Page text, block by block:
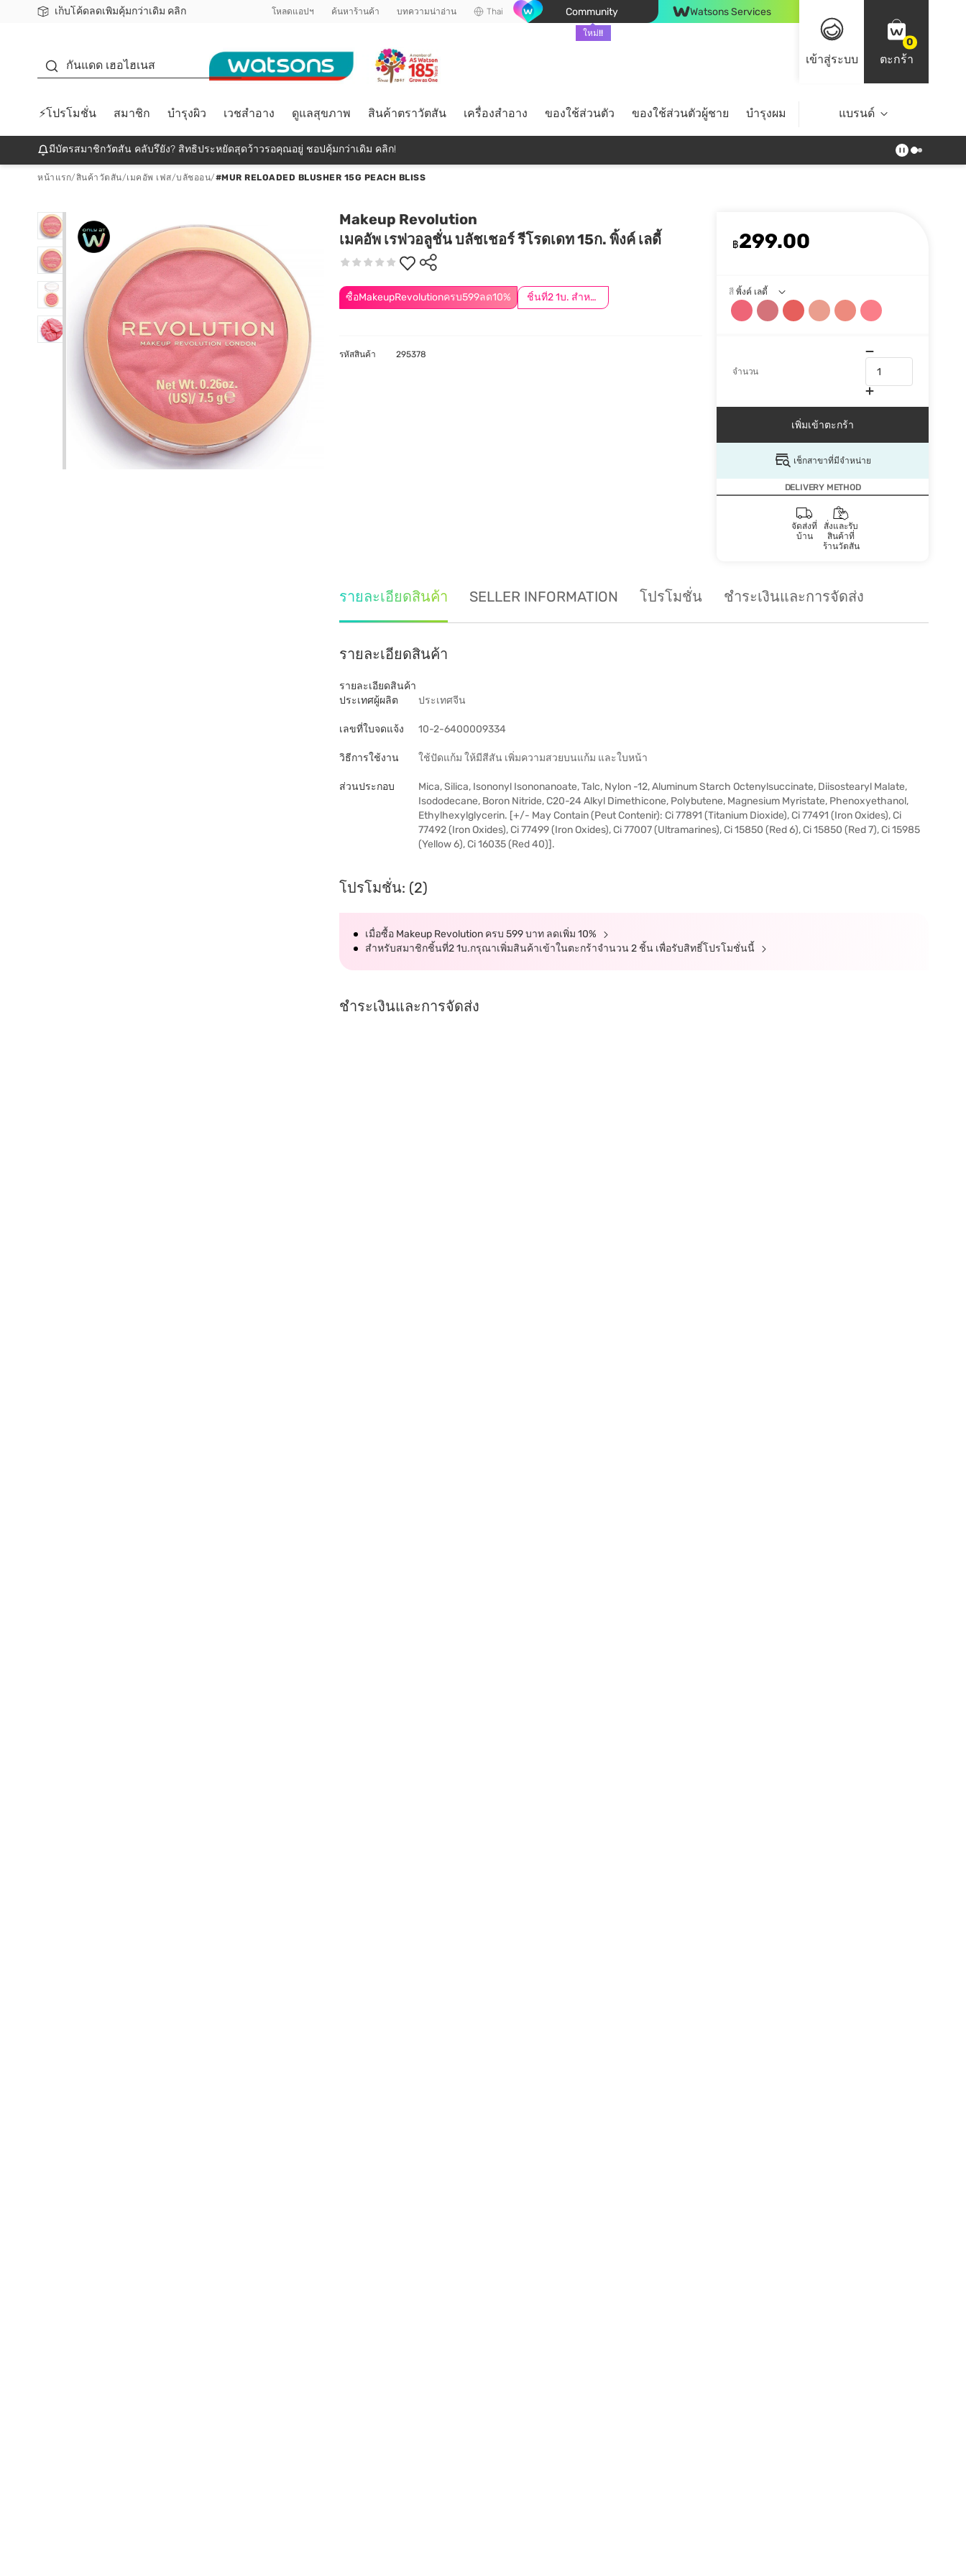
เก็บโค้ดลดเพิ่มคุ้มกว่าเดิม คลิก
ชอปออนไลน์ครั้งแรก ลดเพิ่มจุก ๆ 10%! 🎉
📦ส่งฟรี! เมื่อชอป 499฿
สมาชิกวัตสัน คลับดียังไง? โหลดแอปฯ ค้นหาร้านค้า บทความน่าอ่าน Thai Community
ใหม่!!
Watsons Services
เข้าสู่ระบบ
0
ตะกร้า
กันแดด เฮอไฮเนส
⚡โปรโมชั่น สมาชิก บำรุงผิว เวชสำอาง ดูแลสุขภาพ สินค้าตราวัตสัน เครื่องสำอาง ของใช้ส่วนตัว ของใช้ส่วนตัวผู้ชาย บำรุงผม ไลฟ์สไตล์ Top Brands
แบรนด์
มีบัตรสมาชิกวัตสัน คลับรึยัง? สิทธิประหยัดสุดว้าวรอคุณอยู่ ชอปคุ้มกว่าเดิม คลิก!
หน้าแรก/สินค้าวัตสัน/เมคอัพ เฟส/บลัชออน/#MUR RELOADED BLUSHER 15G PEACH BLISS
Makeup Revolution
เมคอัพ เรฟวอลูชั่น บลัชเชอร์ รีโรดเดท 15ก. พิ้งค์ เลดี้
ซื้อMakeupRevolutionครบ599ลด10% ชิ้นที่2 1บ. สำหรับสมาชิก │ กดสินค้า 2 ชิ้นเพื่อรับโปรโมชันนี้
฿299.00
สี พิ้งค์ เลดี้
จำนวน
เพิ่มเข้าตะกร้า
เช็กสาขาที่มีจำหน่าย
DELIVERY METHOD
จัดส่งที่
บ้าน
สั่งและรับ
สินค้าที่
ร้านวัตสัน
รหัสสินค้า 295378
รายละเอียดสินค้า SELLER INFORMATION โปรโมชั่น ชำระเงินและการจัดส่ง
รายละเอียดสินค้า
รายละเอียดสินค้า
ประเทศผู้ผลิต
ประเทศจีน
เลขที่ใบจดแจ้ง 10-2-6400009334
วิธีการใช้งาน ใช้ปัดแก้ม ให้มีสีสัน เพิ่มความสวยบนแก้ม และใบหน้า
ส่วนประกอบ
Mica, Silica, Isononyl Isononanoate, Talc, Nylon -12, Aluminum Starch Octenylsuccinate, Diisostearyl Malate,
Isododecane, Boron Nitride, C20-24 Alkyl Dimethicone, Polybutene, Magnesium Myristate, Phenoxyethanol,
Ethylhexylglycerin. [+/- May Contain (Peut Contenir): Ci 77891 (Titanium Dioxide), Ci 77491 (Iron Oxides), Ci
77492 (Iron Oxides), Ci 77499 (Iron Oxides), Ci 77007 (Ultramarines), Ci 15850 (Red 6), Ci 15850 (Red 7), Ci 15985
(Yellow 6), Ci 16035 (Red 40)].
โปรโมชั่น: (2)
เมื่อซื้อ Makeup Revolution ครบ 599 บาท ลดเพิ่ม 10%
สำหรับสมาชิกชิ้นที่2 1บ.กรุณาเพิ่มสินค้าเข้าในตะกร้าจำนวน 2 ชิ้น เพื่อรับสิทธิ์โปรโมชั่นนี้
ชำระเงินและการจัดส่ง